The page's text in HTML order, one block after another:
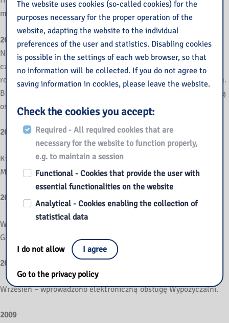
modernizację i wymianę wyposażenia.
2005
Na mocy Uchwały Sejmiku Województwa Mazowieckiego z dn. 9
czerwca 2005 roku z dniem 30 czerwca 2005 roku zostaje
rozwiązany Zespół Placówek Doskonalenia Nauczycieli w Płocku.
Biblioteka Pedagogiczna w Płocku zostaje samodzielną placówką
oświatową.
2006
Kwiecień – uruchomienie Internetowego Centrum Informacji
Multimedialnej – ICIM.
2007
W lipcu nastąpiła zmiana adresu. Obecny adres: ul.
Gałczyńskiego 26. Siedziba biblioteki – bez zmian.
2008
Wrzesień – wprowadzono elektroniczną obsługę Wypożyczalni.
2009
The website uses cookies (so-called cookies) for the
purposes necessary for the proper operation of the
website, adapting the website to the individual
preferences of the user and statistics. Disabling cookies
is possible in the settings of each web browser, so that
no information will be collected. If you do not agree to
saving information in cookies, please leave the website.
Check the cookies you accept:
Required - All required cookies that are
necessary for the website to function properly,
e.g. to maintain a session
Functional - Cookies that provide the user with
essential functionalities on the website
Analytical - Cookies enabling the collection of
statistical data
I do not allow I agree
Go to the privacy policy